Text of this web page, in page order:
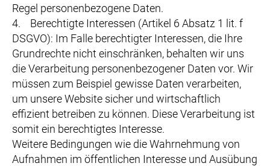
Regel personenbezogene Daten.
4. Berechtigte Interessen (Artikel 6 Absatz 1 lit. f
DSGVO): Im Falle berechtigter Interessen, die Ihre
Grundrechte nicht einschränken, behalten wir uns
die Verarbeitung personenbezogener Daten vor. Wir
müssen zum Beispiel gewisse Daten verarbeiten,
um unsere Website sicher und wirtschaftlich
effizient betreiben zu können. Diese Verarbeitung ist
somit ein berechtigtes Interesse.
Weitere Bedingungen wie die Wahrnehmung von
Aufnahmen im öffentlichen Interesse und Ausübung